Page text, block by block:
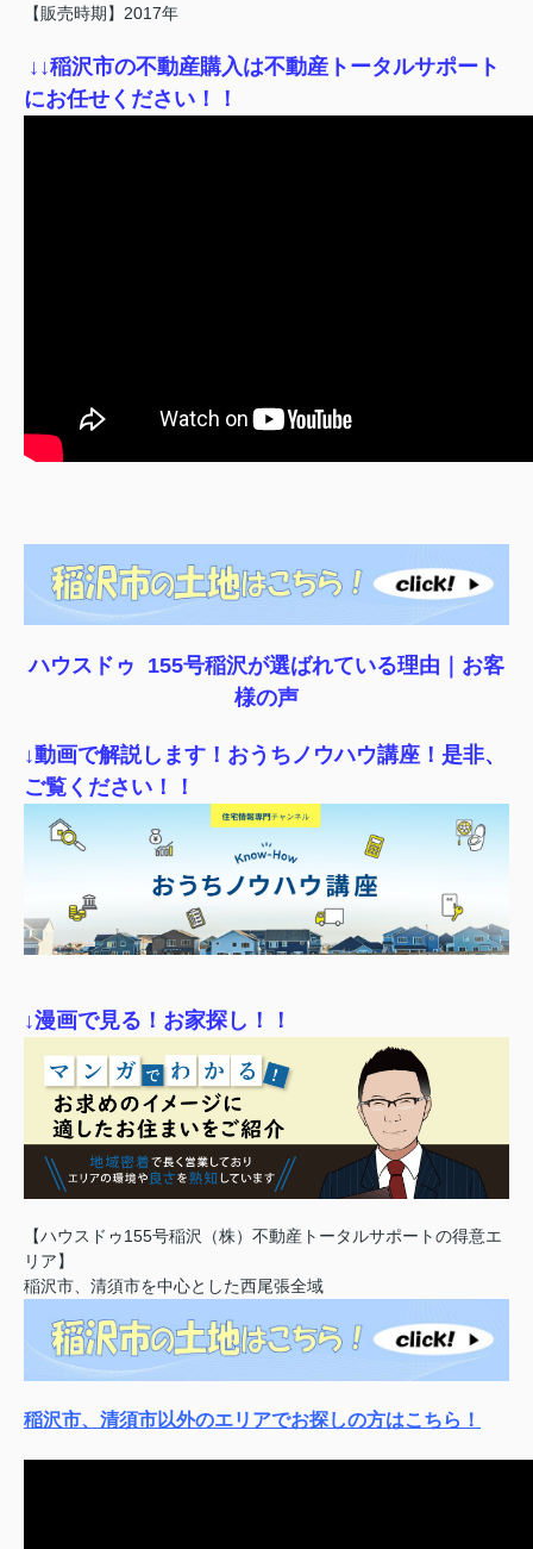
【販売時期】2017年
↓ ↓稲沢市の不動産購入は不動産トータルサポート
にお任せください！！
ハウスドゥ 155号稲沢が選ばれている理由｜ お客
様の声
↓動画で解説します！おうちノウハウ講座！是非、
ご覧ください！！
↓漫画で見る！お家探し！！
【ハウスドゥ155号稲沢（株）不動産トータルサポートの得意エ
リア】
稲沢市、清須市を中心とした西尾張全域
稲沢市、清須市以外のエリアでお探しの方はこちら！